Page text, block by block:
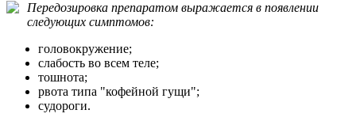
Передозировка препаратом выражается в появлении
следующих симптомов:
головокружение;
слабость во всем теле;
тошнота;
рвота типа "кофейной гущи";
судороги.